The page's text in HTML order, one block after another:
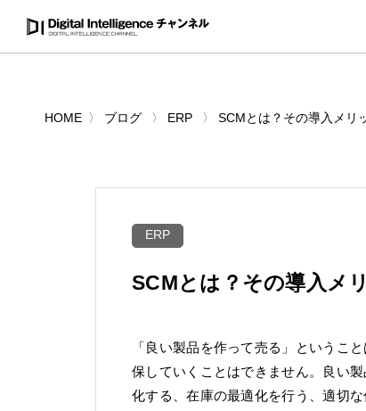
HOME ブログ ERP SCMとは？その導入メリ
ERP
SCMとは？その導入メ
「良い製品を作って売る」というこ
保していくことはできません。良い
化する、在庫の最適化を行う、適切